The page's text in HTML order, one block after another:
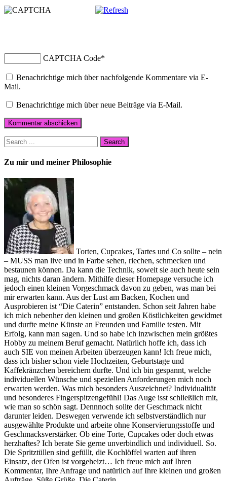
CAPTCHA Code*
Benachrichtige mich über nachfolgende Kommentare via E-
Mail.
Benachrichtige mich über neue Beiträge via E-Mail.
Zu mir und meiner Philosophie
Torten, Cupcakes, Tartes und Co sollte – nein
– MUSS man live und in Farbe sehen, riechen, schmecken und
bestaunen können. Da kann die Technik, soweit sie auch heute sein
mag, nichts daran ändern. Mithilfe dieser Homepage versuche ich
jedoch einen kleinen Vorgeschmack davon zu geben, was man bei
mir erwarten kann. Aus der Lust am Backen, Kochen und
Ausprobieren ist “Die Caterin” entstanden. Schon seit Jahren habe
ich mich nebenher den kleinen und großen Köstlichkeiten gewidmet
und durfte meine Künste an Freunden und Familie testen. Mit
Erfolg, kann man sagen. Und so habe ich inzwischen mein größtes
Hobby zu meinem Beruf gemacht. Natürlich hoffe ich, dass ich
auch SIE von meinen Arbeiten überzeugen kann! Ich freue mich,
dass ich bisher schon viele Hochzeiten, Geburtstage und
Kaffekränzchen bereichern durfte. Und ich bin gespannt, welche
individuellen Wünsche und speziellen Anforderungen mich noch
erwarten werden. Was mich besonders Auszeichnet? Individualität
und besonderes Fingerspitzengefühl! Das Auge isst schließlich mit,
wie man so schön sagt. Dennnoch sollte der Geschmack nicht
darunter leiden. Deswegen verwende ich selbstverständlich nur
ausgewählte Produkte und arbeite ohne Konservierungsstoffe und
Geschmacksverstärker. Ob eine Torte, Cupcakes oder doch etwas
herzhaftes? Ich berate Sie gerne unverbindlich und individuell. So.
Die Spritztüllen sind gefüllt, die Kochlöffel warten auf ihren
Einsatz, der Ofen ist vorgeheizt… Ich freue mich auf Ihren
Kommentar, Ihre Anfrage und natürlich auf Ihre kleinen und großen